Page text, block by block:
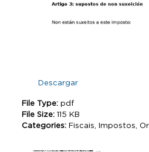
Descargar
File Type: pdf
File Size: 115 KB
Categories: Fiscais, Impostos,